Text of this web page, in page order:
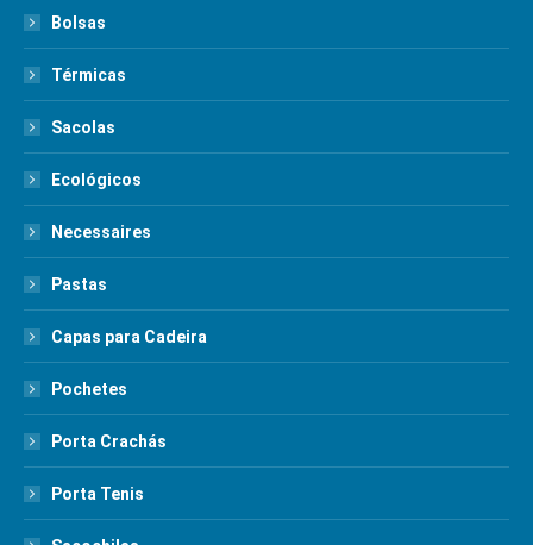
Bolsas
Térmicas
Sacolas
Ecológicos
Necessaires
Pastas
Capas para Cadeira
Pochetes
Porta Crachás
Porta Tenis